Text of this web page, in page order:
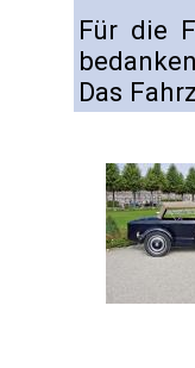
Für die
Das